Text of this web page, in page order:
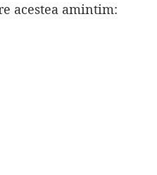
acestea amintim: